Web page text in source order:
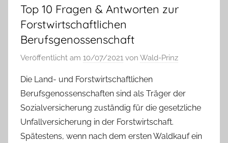
Top 10 Fragen & Antworten zur
Forstwirtschaftlichen
Berufsgenossenschaft
Veröffentlicht am 10/07/2021 von Wald-Prinz
Die Land- und Forstwirtschaftlichen
Berufsgenossenschaften sind als Träger der
Sozialversicherung zuständig für die gesetzliche
Unfallversicherung in der Forstwirtschaft.
Spätestens, wenn nach dem ersten Waldkauf ein